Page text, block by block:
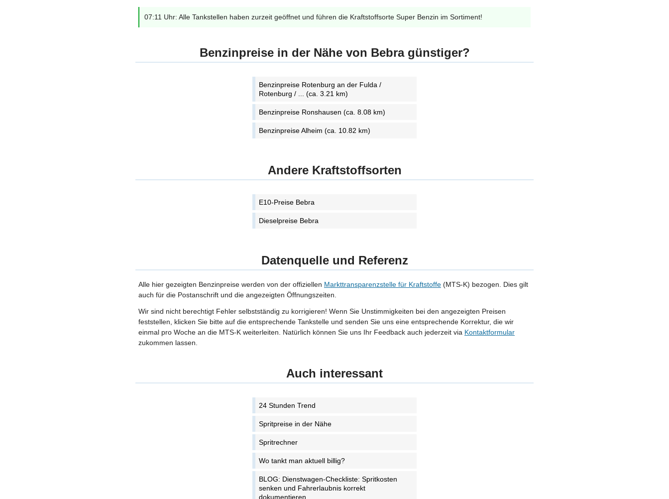
07:11 Uhr: Alle Tankstellen haben zurzeit geöffnet und führen die Kraftstoffsorte Super Benzin im Sortiment!
Benzinpreise in der Nähe von Bebra günstiger?
Benzinpreise Rotenburg an der Fulda /
Rotenburg / ... (ca. 3.21 km)
Benzinpreise Ronshausen (ca. 8.08 km)
Benzinpreise Alheim (ca. 10.82 km)
Andere Kraftstoffsorten
E10-Preise Bebra
Dieselpreise Bebra
Datenquelle und Referenz
Alle hier gezeigten Benzinpreise werden von der offiziellen Markttransparenzstelle für Kraftstoffe (MTS-K) bezogen. Dies gilt
auch für die Postanschrift und die angezeigten Öffnungszeiten.
Wir sind nicht berechtigt Fehler selbstständig zu korrigieren! Wenn Sie Unstimmigkeiten bei den angezeigten Preisen
feststellen, klicken Sie bitte auf die entsprechende Tankstelle und senden Sie uns eine entsprechende Korrektur, die wir
einmal pro Woche an die MTS-K weiterleiten. Natürlich können Sie uns Ihr Feedback auch jederzeit via Kontaktformular
zukommen lassen.
Auch interessant
24 Stunden Trend
Spritpreise in der Nähe
Spritrechner
Wo tankt man aktuell billig?
BLOG: Dienstwagen-Checkliste: Spritkosten
senken und Fahrerlaubnis korrekt
dokumentieren